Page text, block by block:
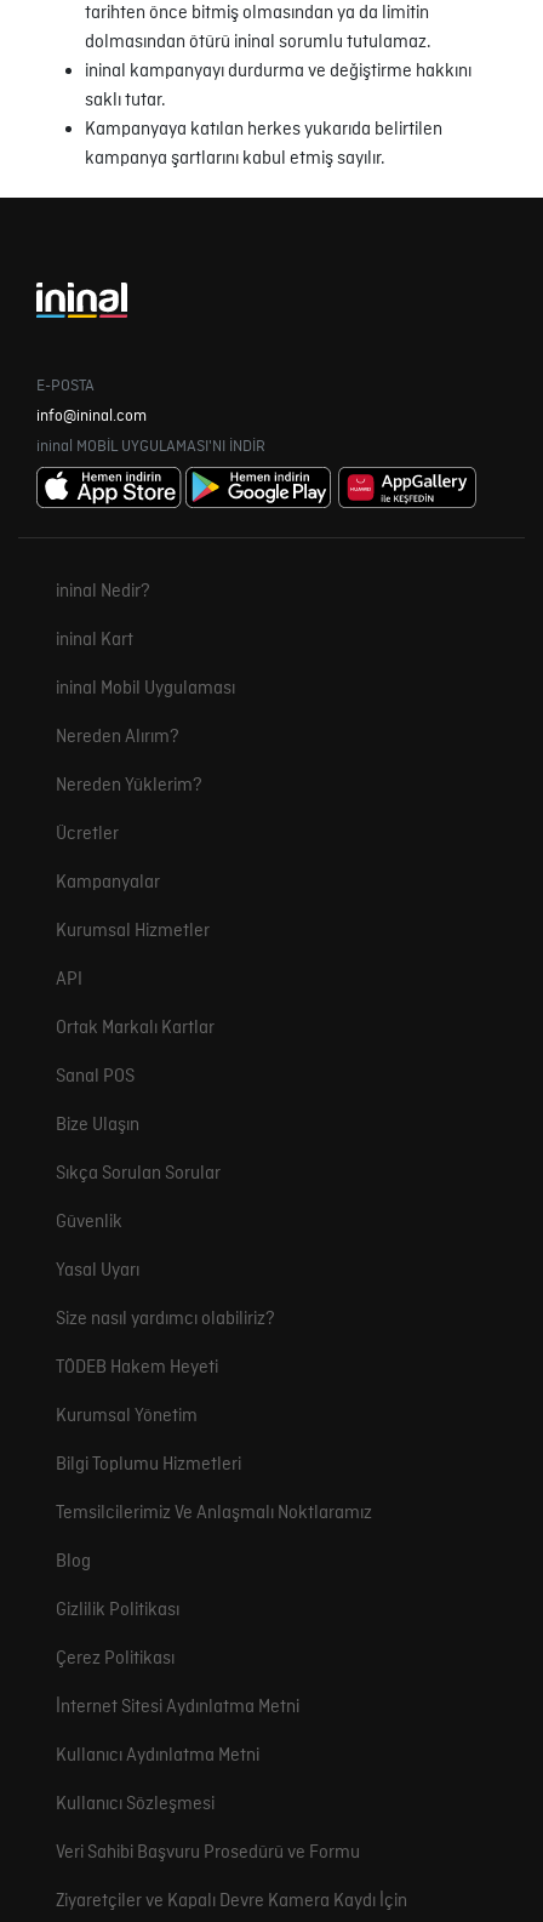
tarihten önce bitmiş olmasından ya da limitin
dolmasından ötürü ininal sorumlu tutulamaz.
ininal kampanyayı durdurma ve değiştirme hakkını
saklı tutar.
Kampanyaya katılan herkes yukarıda belirtilen
kampanya şartlarını kabul etmiş sayılır.
E-POSTA
info@ininal.com
ininal MOBİL UYGULAMASI'NI İNDİR
ininal Nedir?
ininal Kart
ininal Mobil Uygulaması
Nereden Alırım?
Nereden Yüklerim?
Ücretler
Kampanyalar
Kurumsal Hizmetler
API
Ortak Markalı Kartlar
Sanal POS
Bize Ulaşın
Sıkça Sorulan Sorular
Güvenlik
Yasal Uyarı
Size nasıl yardımcı olabiliriz?
TÖDEB Hakem Heyeti
Kurumsal Yönetim
Bilgi Toplumu Hizmetleri
Temsilcilerimiz Ve Anlaşmalı Noktlaramız
Blog
Gizlilik Politikası
Çerez Politikası
İnternet Sitesi Aydınlatma Metni
Kullanıcı Aydınlatma Metni
Kullanıcı Sözleşmesi
Veri Sahibi Başvuru Prosedürü ve Formu
Ziyaretçiler ve Kapalı Devre Kamera Kaydı İçin